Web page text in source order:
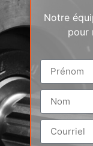
Notre
pour